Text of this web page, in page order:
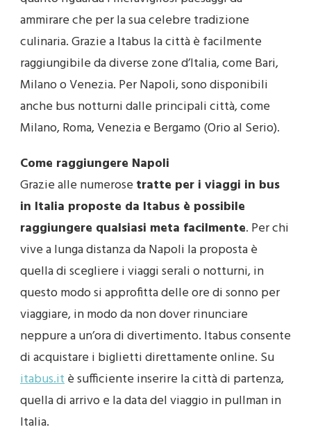
ammirare che per la sua celebre tradizione
culinaria. Grazie a Itabus la città è facilmente
raggiungibile da diverse zone d’Italia, come Bari,
Milano o Venezia. Per Napoli, sono disponibili
anche bus notturni dalle principali città, come
Milano, Roma, Venezia e Bergamo (Orio al Serio).
Come raggiungere Napoli
Grazie alle numerose tratte per i viaggi in bus
in Italia proposte da Itabus è possibile
raggiungere qualsiasi meta facilmente. Per chi
vive a lunga distanza da Napoli la proposta è
quella di scegliere i viaggi serali o notturni, in
questo modo si approfitta delle ore di sonno per
viaggiare, in modo da non dover rinunciare
neppure a un’ora di divertimento. Itabus consente
di acquistare i biglietti direttamente online. Su
itabus.itè sufficiente inserire la città di partenza,
quella di arrivo e la data del viaggio in pullman in
Italia.